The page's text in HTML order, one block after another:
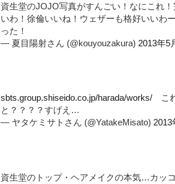
資生堂のJOJO写真がすんごい！なにこれ
いわ！徐倫いいね！ウェザーも格好いいわ
った！
— 夏目陽射さん (@kouyouzakura) 2013年5
sbts.group.shiseido.co.jp/harada/works/ こ
と？？？？すげえ…
— ヤタケミサトさん (@YatakeMisato) 2013
資生堂のトップ・ヘアメイクの本気…カッ